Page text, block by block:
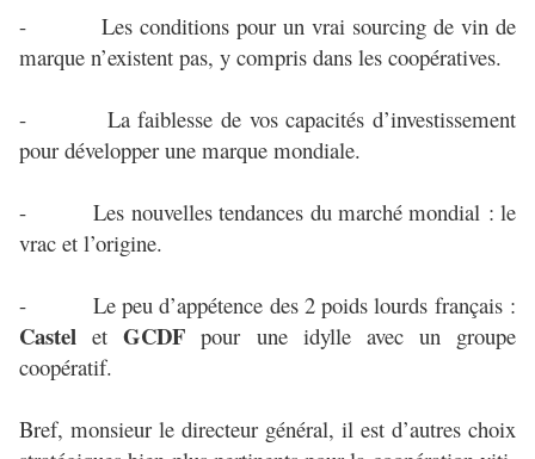
- Les conditions pour un vrai sourcing de vin de
marque n’existent pas, y compris dans les coopératives.
- La faiblesse de vos capacités d’investissement
pour développer une marque mondiale.
- Les nouvelles tendances du marché mondial : le
vrac et l’origine.
- Le peu d’appétence des 2 poids lourds français :
Castel etGCDF pour une idylle avec un groupe
coopératif.
Bref, monsieur le directeur général, il est d’autres choix